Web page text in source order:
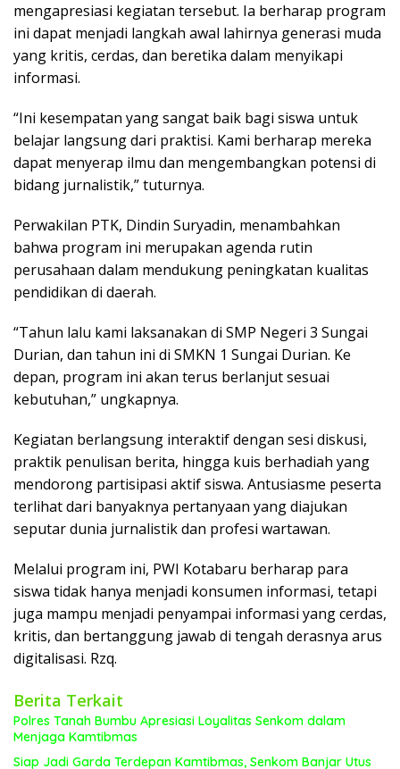
mengapresiasi kegiatan tersebut. Ia berharap program
ini dapat menjadi langkah awal lahirnya generasi muda
yang kritis, cerdas, dan beretika dalam menyikapi
informasi.
“Ini kesempatan yang sangat baik bagi siswa untuk
belajar langsung dari praktisi. Kami berharap mereka
dapat menyerap ilmu dan mengembangkan potensi di
bidang jurnalistik,” tuturnya.
Perwakilan PTK, Dindin Suryadin, menambahkan
bahwa program ini merupakan agenda rutin
perusahaan dalam mendukung peningkatan kualitas
pendidikan di daerah.
“Tahun lalu kami laksanakan di SMP Negeri 3 Sungai
Durian, dan tahun ini di SMKN 1 Sungai Durian. Ke
depan, program ini akan terus berlanjut sesuai
kebutuhan,” ungkapnya.
Kegiatan berlangsung interaktif dengan sesi diskusi,
praktik penulisan berita, hingga kuis berhadiah yang
mendorong partisipasi aktif siswa. Antusiasme peserta
terlihat dari banyaknya pertanyaan yang diajukan
seputar dunia jurnalistik dan profesi wartawan.
Melalui program ini, PWI Kotabaru berharap para
siswa tidak hanya menjadi konsumen informasi, tetapi
juga mampu menjadi penyampai informasi yang cerdas,
kritis, dan bertanggung jawab di tengah derasnya arus
digitalisasi. Rzq.
Berita Terkait
Polres Tanah Bumbu Apresiasi Loyalitas Senkom dalam
Menjaga Kamtibmas
Siap Jadi Garda Terdepan Kamtibmas, Senkom Banjar Utus